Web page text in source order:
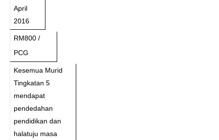
April
2016
RM800 /
PCG
Kesemua Murid
Tingkatan 5
mendapat
pendedahan
pendidikan dan
halatuju masa